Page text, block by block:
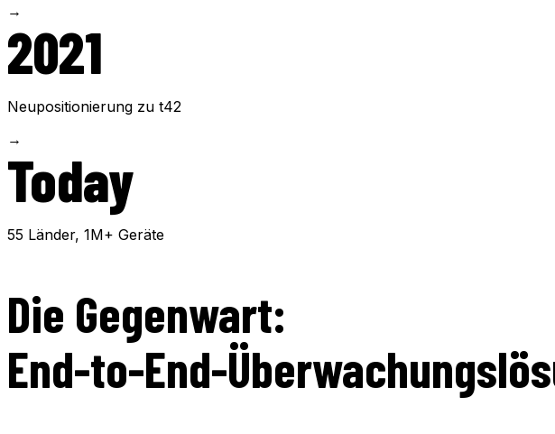
→
2021
Neupositionierung zu t42
→
Today
55 Länder, 1M+ Geräte
Die Gegenwart:
End-to-End-